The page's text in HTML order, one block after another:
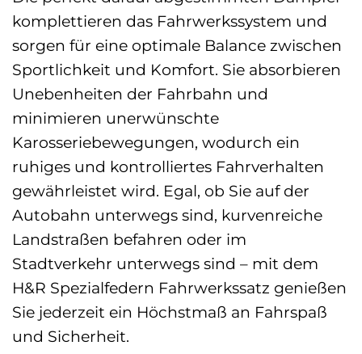
komplettieren das Fahrwerkssystem und
sorgen für eine optimale Balance zwischen
Sportlichkeit und Komfort. Sie absorbieren
Unebenheiten der Fahrbahn und
minimieren unerwünschte
Karosseriebewegungen, wodurch ein
ruhiges und kontrolliertes Fahrverhalten
gewährleistet wird. Egal, ob Sie auf der
Autobahn unterwegs sind, kurvenreiche
Landstraßen befahren oder im
Stadtverkehr unterwegs sind – mit dem
H&R Spezialfedern Fahrwerkssatz genießen
Sie jederzeit ein Höchstmaß an Fahrspaß
und Sicherheit.